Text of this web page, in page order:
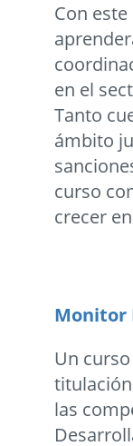
Con
en el
Tanto
ámbito
curso
crecer
Monitor
Un
las